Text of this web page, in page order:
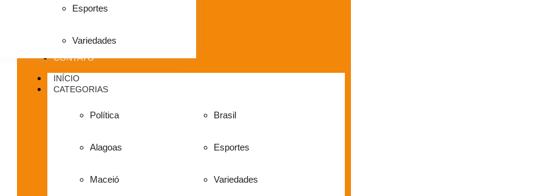
Esportes
Variedades
CONTATO
INÍCIO
CATEGORIAS
Política
Alagoas
Maceió
Brasil
Esportes
Variedades